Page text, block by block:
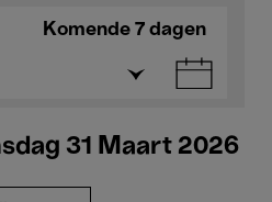
Komende 7 dagen
31 Maart 2026